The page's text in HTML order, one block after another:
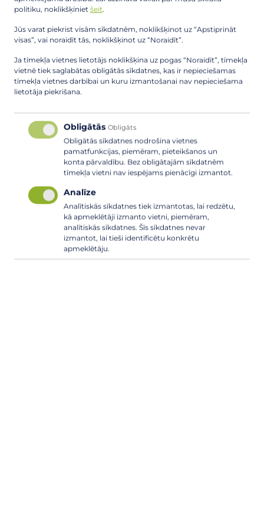
procesā), nolietota elektrotehnika, sadzīves atkritumi,
nolietotās riepas.
Carnikavas pagasta iedzīvotājiem ir iespēja izmantot
šķiroto atkritumu savākšanas laukumu Kadagā, Kāpas
iela 23, kurā bez maksas var nodot dažāda veida
atkritumus, tostarp papīra, plastmasas, metāla un stikla
iepakojumu, nolietotu elektrotehniku un baterijas,
tekstilizstādājumus, koka iepakojumu. Tāpat laukumā
ikvienam Ādažu novada iedzīvotājam ir iespējams gada
laikā bez maksas nodot līdz 100 kilogramiem liela izmēra
atkritumus un četras vieglā auto riepas. Plašāka
informācija par šķiroto atkritumu savākšanas laukumā
piedāvātajiem pakalpojumiem un darba laiku pieejama
“Eco Baltia vide” mājaslapā ŠEIT.
Savukārt ikdienā “Eco Baltia vide” sadarbībā ar “Latvijas
Zaļo punktu” nodrošina arī Ādažu novada klientiem
iespēju pieteikties uzkrāto elektroiekārtu izvešanai no
dzīvesvietas vai uzņēmuma adreses (apjomā virs 40 kg).
Vairāk informācijas, zvanot pa tel. 8717 vai rakstot uz e-
pastu adazi@ecobaltiavide.lv. Informācija par citiem SIA
politiku, noklikšķiniet šeit.
Jūs varat piekrist visām sīkdatnēm, noklikšķinot uz “Apstiprināt
visas”, vai noraidīt tās, noklikšķinot uz “Noraidīt”.
Ja tīmekļa vietnes lietotājs noklikšķina uz pogas “Noraidīt”, tīmekļa
vietnē tiek saglabātas obligātās sīkdatnes, kas ir nepieciešamas
tīmekļa vietnes darbībai un kuru izmantošanai nav nepieciešama
lietotāja piekrišana.
Obligātās Obligāts
Obligātās sīkdatnes nodrošina vietnes
pamatfunkcijas, piemēram, pieteikšanos un
konta pārvaldību. Bez obligātajām sīkdatnēm
tīmekļa vietni nav iespējams pienācīgi izmantot.
Analīze
Analītiskās sīkdatnes tiek izmantotas, lai redzētu,
kā apmeklētāji izmanto vietni, piemēram,
analītiskās sīkdatnes. Šīs sīkdatnes nevar
izmantot, lai tieši identificētu konkrētu
apmeklētāju.